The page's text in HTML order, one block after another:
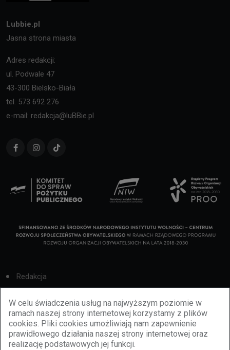
W celu świadczenia usług na najwyższym poziomie w
ramach naszej strony internetowej korzystamy z plików
cookies. Pliki cookies umożliwiają nam zapewnienie
prawidłowego działania naszej strony internetowej oraz
realizację podstawowych jej funkcji.
Lubbie.pl
Jasna strona miasta
Adres redakcji:
ul. Podwale 47
43-300 Bielsko-Biała
tel. 573 692 276
e-mail: redakcja@luBBie.pl
Redakcja
Cookies
Reklama
BBiletomania